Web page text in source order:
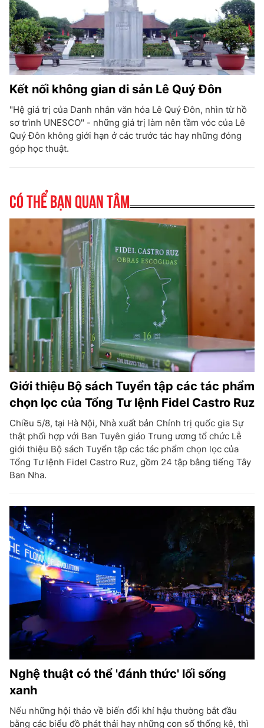
Kết nối không gian di sản Lê Quý Đôn
"Hệ giá trị của Danh nhân văn hóa Lê Quý Đôn, nhìn từ hồ
sơ trình UNESCO" - những giá trị làm nên tầm vóc của Lê
Quý Đôn không giới hạn ở các trước tác hay những đóng
góp học thuật.
Có thể bạn quan tâm
Giới thiệu Bộ sách Tuyển tập các tác phẩm
chọn lọc của Tổng Tư lệnh Fidel Castro Ruz
Chiều 5/8, tại Hà Nội, Nhà xuất bản Chính trị quốc gia Sự
thật phối hợp với Ban Tuyên giáo Trung ương tổ chức Lễ
giới thiệu Bộ sách Tuyển tập các tác phẩm chọn lọc của
Tổng Tư lệnh Fidel Castro Ruz, gồm 24 tập bằng tiếng Tây
Ban Nha.
Nghệ thuật có thể 'đánh thức' lối sống
xanh
Nếu những hội thảo về biến đổi khí hậu thường bắt đầu
bằng các biểu đồ phát thải hay những con số thống kê, thì